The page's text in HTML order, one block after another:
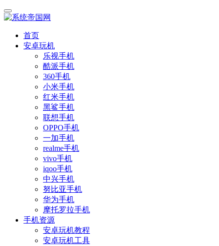
首页
安卓玩机
乐视手机
酷派手机
360手机
小米手机
红米手机
黑鲨手机
联想手机
OPPO手机
一加手机
realme手机
vivo手机
iqoo手机
中兴手机
努比亚手机
华为手机
摩托罗拉手机
手机资源
安卓玩机教程
安卓玩机工具